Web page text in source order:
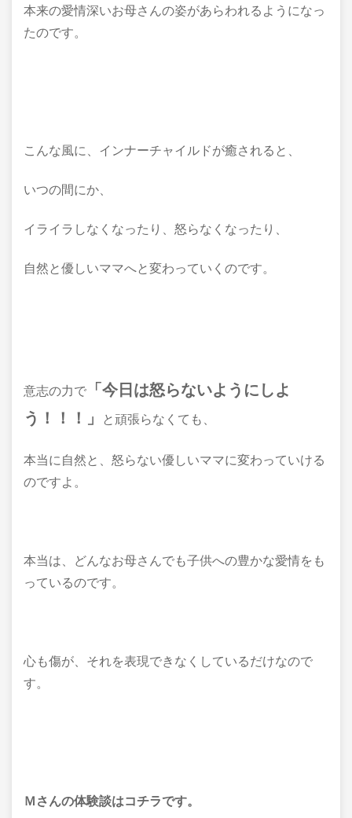
本来の愛情深いお母さんの姿があらわれるようになっ
たのです。
こんな風に、インナーチャイルドが癒されると、
いつの間にか、
イライラしなくなったり、怒らなくなったり、
自然と優しいママへと変わっていくのです。
意志の力で
「今日は怒らないようにしよ
う！！！」
と頑張らなくても、
本当に自然と、怒らない優しいママに変わっていける
のですよ。
本当は、どんなお母さんでも子供への豊かな愛情をも
っているのです。
心も傷が、それを表現できなくしているだけなので
す。
Ｍさんの体験談はコチラです。